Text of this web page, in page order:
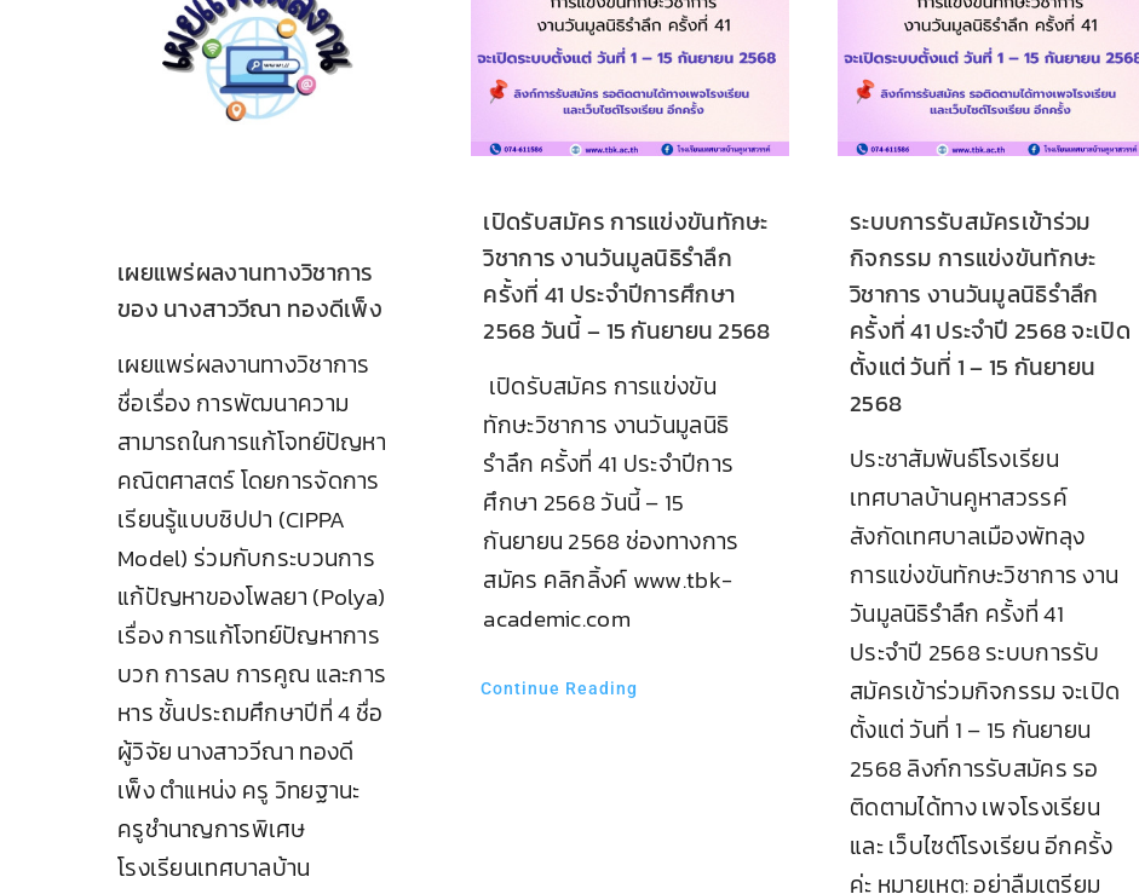
เผยแพร่ผลงานทางวิชาการ
ของ นางสาววีณา ทองดีเพ็ง
เผยแพร่ผลงานทางวิชาการ
ชื่อเรื่อง การพัฒนาความ
สามารถในการแก้โจทย์ปัญหา
คณิตศาสตร์ โดยการจัดการ
เรียนรู้แบบซิปปา (CIPPA
Model) ร่วมกับกระบวนการ
แก้ปัญหาของโพลยา (Polya)
เรื่อง การแก้โจทย์ปัญหาการ
บวก การลบ การคูณ และการ
หาร ชั้นประถมศึกษาปีที่ 4 ชื่อ
ผู้วิจัย นางสาววีณา ทองดี
เพ็ง ตำแหน่ง ครู วิทยฐานะ
ครูชำนาญการพิเศษ
โรงเรียนเทศบาลบ้าน
เปิดรับสมัคร การแข่งขันทักษะ
วิชาการ งานวันมูลนิธิรำลึก
ครั้งที่ 41 ประจำปีการศึกษา
2568 วันนี้ – 15 กันยายน 2568
เปิดรับสมัคร การแข่งขัน
ทักษะวิชาการ งานวันมูลนิธิ
รำลึก ครั้งที่ 41 ประจำปีการ
ศึกษา 2568 วันนี้ – 15
กันยายน 2568 ช่องทางการ
สมัคร คลิกลิ้งค์ www.tbk-
academic.com
Continue Reading
ระบบการรับสมัครเข้าร่วม
กิจกรรม การแข่งขันทักษะ
วิชาการ งานวันมูลนิธิรำลึก
ครั้งที่ 41 ประจำปี 2568 จะเปิด
ตั้งแต่ วันที่ 1 – 15 กันยายน
2568
ประชาสัมพันธ์โรงเรียน
เทศบาลบ้านคูหาสวรรค์
สังกัดเทศบาลเมืองพัทลุง
การแข่งขันทักษะวิชาการ งาน
วันมูลนิธิรำลึก ครั้งที่ 41
ประจำปี 2568 ระบบการรับ
สมัครเข้าร่วมกิจกรรม จะเปิด
ตั้งแต่ วันที่ 1 – 15 กันยายน
2568 ลิงก์การรับสมัคร รอ
ติดตามได้ทาง เพจโรงเรียน
และ เว็บไซต์โรงเรียน อีกครั้ง
ค่ะ หมายเหตุ: อย่าลืมเตรียม